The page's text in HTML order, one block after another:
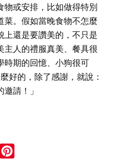
物或安排，比如做得特別
菜。假如當晚食物不怎麼
上還是要讚美的，不只是
主人的禮服真美、餐具很
時期的回憶、小狗很可
好的，除了感謝，就說：
邀請！」
Twitter